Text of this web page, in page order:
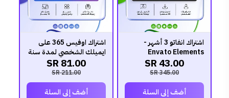
اشتراك انفاتو 3 أشهر -
Envato Elements
43.00 SR
345.00 SR
أضف إلى السلة
اشتراك اوفيس 365 على
ايميلك الشخصي لمدة سنة
81.00 SR
211.00 SR
أضف إلى السلة